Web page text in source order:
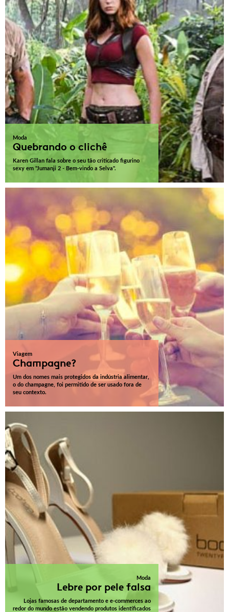
Moda
Quebrando o clichê
Karen Gillan fala sobre o seu tão criticado figurino
sexy em "Jumanji 2 - Bem-vindo a Selva".
Viagem
Champagne?
Um dos nomes mais protegidos da indústria alimentar,
o do champagne, foi permitido de ser usado fora de
seu contexto.
Moda
Lebre por pele falsa
Lojas famosas de departamento e e-commerces ao
redor do mundo estão vendendo produtos identificados